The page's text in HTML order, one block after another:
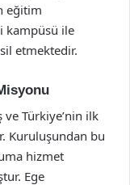
eğitim
kampüsü ile
etmektedir.
ve Türkiye’nin ilk
Kuruluşundan bu
hizmet
Ege